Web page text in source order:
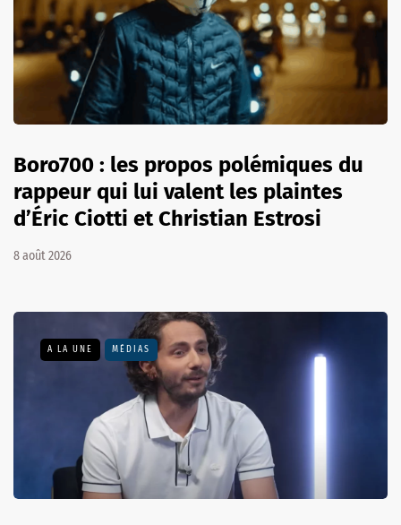
Boro700 : les propos polémiques du
rappeur qui lui valent les plaintes
d’Éric Ciotti et Christian Estrosi
8 août 2026
A LA UNE MÉDIAS